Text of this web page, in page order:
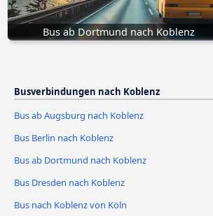
Bus ab Dortmund nach Koblenz
Busverbindungen nach Koblenz
Bus ab Augsburg nach Koblenz
Bus Berlin nach Koblenz
Bus ab Dortmund nach Koblenz
Bus Dresden nach Koblenz
Bus nach Koblenz von Köln